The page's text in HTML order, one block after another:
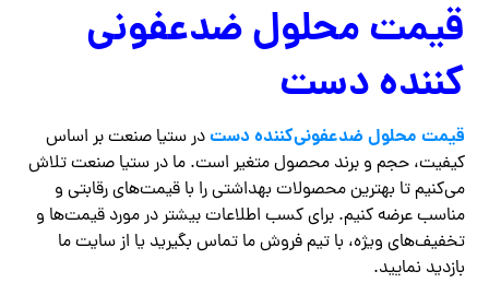
قیمت محلول ضدعفونی
کننده دست
قیمت محلول ضدعفونی‌کننده دستدر ستیا صنعت بر اساس
کیفیت، حجم و برند محصول متغیر است. ما در ستیا صنعت تلاش
می‌کنیم تا بهترین محصولات بهداشتی را با قیمت‌های رقابتی و
مناسب عرضه کنیم. برای کسب اطلاعات بیشتر در مورد قیمت‌ها و
تخفیف‌های ویژه، با تیم فروش ما تماس بگیرید یا از سایت ما
بازدید نمایید.